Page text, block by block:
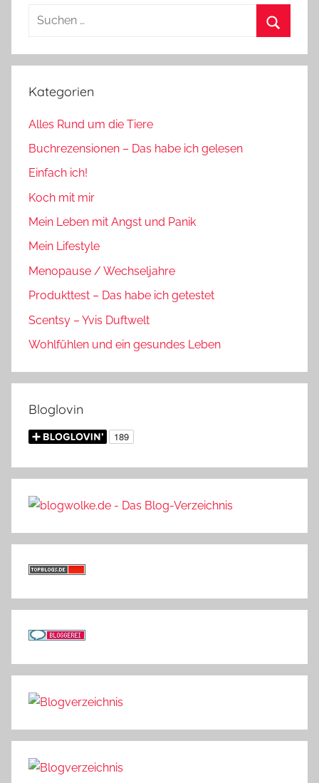
Suchen
Kategorien
Alles Rund um die Tiere
Buchrezensionen – Das habe ich gelesen
Einfach ich!
Koch mit mir
Mein Leben mit Angst und Panik
Mein Lifestyle
Menopause / Wechseljahre
Produkttest – Das habe ich getestet
Scentsy – Yvis Duftwelt
Wohlfühlen und ein gesundes Leben
Bloglovin